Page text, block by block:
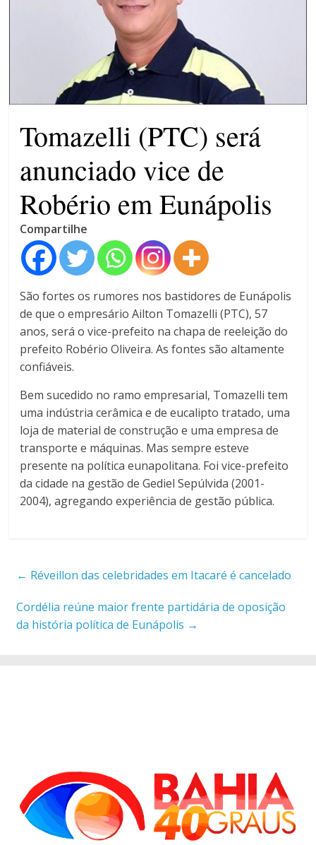
Ministro do STF André
Mendonça precisa explicar
dúvidas no ar
Tomazelli (PTC) será
anunciado vice de
Robério em Eunápolis
Compartilhe
São fortes os rumores nos bastidores de Eunápolis
de que o empresário Ailton Tomazelli (PTC), 57
anos, será o vice-prefeito na chapa de reeleição do
prefeito Robério Oliveira. As fontes são altamente
confiáveis.
Bem sucedido no ramo empresarial, Tomazelli tem
uma indústria cerâmica e de eucalipto tratado, uma
loja de material de construção e uma empresa de
transporte e máquinas. Mas sempre esteve
presente na política eunapolitana. Foi vice-prefeito
da cidade na gestão de Gediel Sepúlvida (2001-
2004), agregando experiência de gestão pública.
← Réveillon das celebridades em Itacaré é cancelado
Cordélia reúne maior frente partidária de oposição
da história política de Eunápolis →